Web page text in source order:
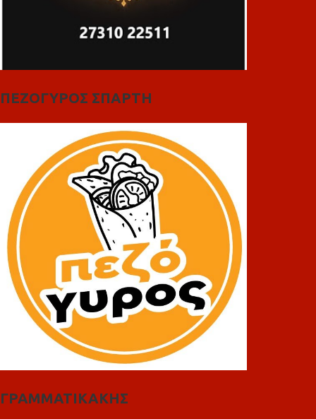
ΠΕΖΟΓΥΡΟΣ ΣΠΑΡΤΗ
ΓΡΑΜΜΑΤΙΚΑΚΗΣ